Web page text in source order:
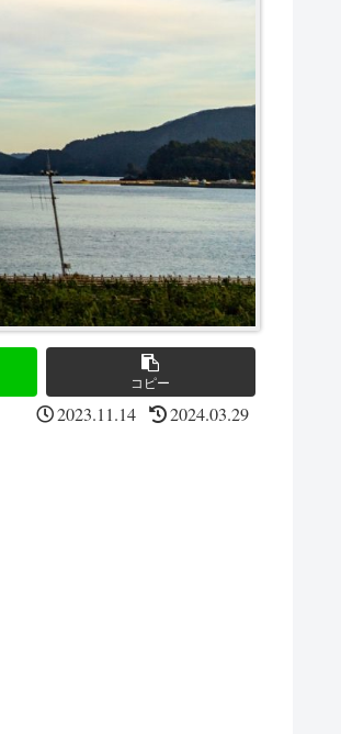
コピー
2023.11.14 2024.03.29